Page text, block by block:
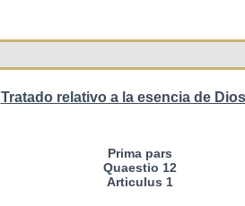
Tratado relativo a la esencia de Dios
Prima pars
Quaestio 12
Articulus 1